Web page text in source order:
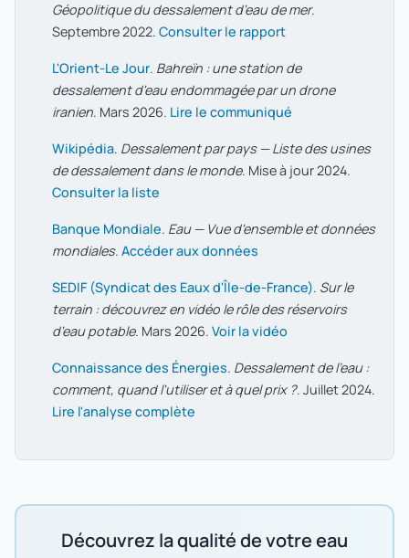
Géopolitique du dessalement d'eau de mer.
Septembre 2022. Consulter le rapport
L'Orient-Le Jour. Bahreïn : une station de
dessalement d'eau endommagée par un drone
iranien. Mars 2026. Lire le communiqué
Wikipédia. Dessalement par pays — Liste des usines
de dessalement dans le monde. Mise à jour 2024.
Consulter la liste
Banque Mondiale. Eau — Vue d'ensemble et données
mondiales. Accéder aux données
SEDIF (Syndicat des Eaux d'Île-de-France). Sur le
terrain : découvrez en vidéo le rôle des réservoirs
d'eau potable. Mars 2026. Voir la vidéo
Connaissance des Énergies. Dessalement de l'eau :
comment, quand l'utiliser et à quel prix ?. Juillet 2024.
Lire l'analyse complète
Découvrez la qualité de votre eau